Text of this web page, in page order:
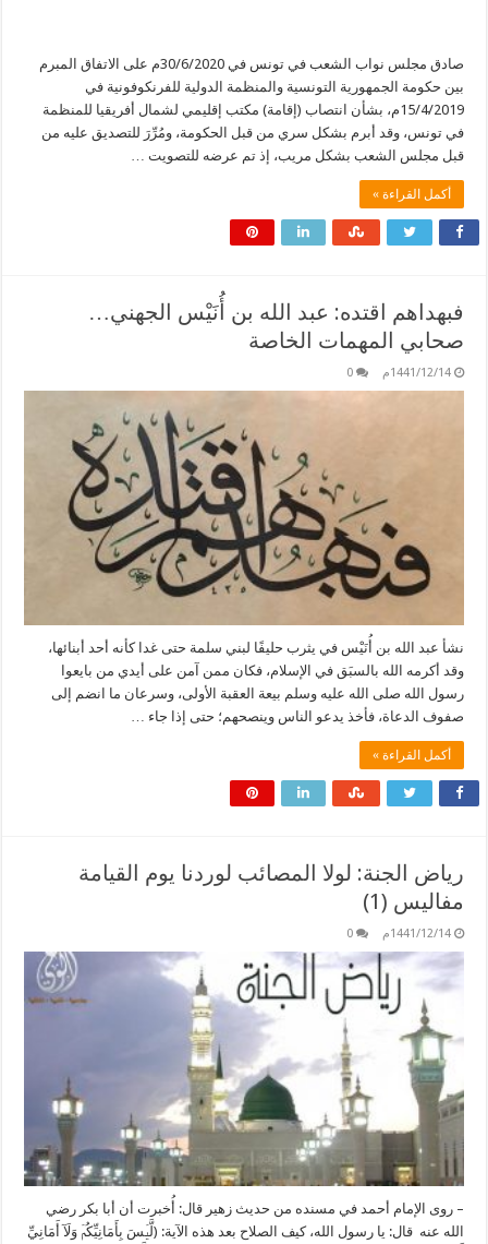
صادق مجلس نواب الشعب في تونس في 30/6/2020م على الاتفاق المبرم
بين حكومة الجمهورية التونسية والمنظمة الدولية للفرنكوفونية في
15/4/2019م، بشأن انتصاب (إقامة) مكتب إقليمي لشمال أفريقيا للمنظمة
في تونس، وقد أبرم بشكل سري من قبل الحكومة، ومُرِّرَ للتصديق عليه من
قبل مجلس الشعب بشكل مريب، إذ تم عرضه للتصويت …
أكمل القراءة »
فبهداهم اقتده: عبد الله بن أُنَيْس الجهني…
صحابي المهمات الخاصة
1441/12/14م 0
نشأ عبد الله بن أُنَيْس في يثرب حليفًا لبني سلمة حتى غدا كأنه أحد أبنائها،
وقد أكرمه الله بالسبَق في الإسلام، فكان ممن آمن على أيدي من بايعوا
رسول الله صلى الله عليه وسلم بيعة العقبة الأولى، وسرعان ما انضم إلى
صفوف الدعاة، فأخذ يدعو الناس وينصحهم؛ حتى إذا جاء …
أكمل القراءة »
رياض الجنة: لولا المصائب لوردنا يوم القيامة
مفاليس (1)
1441/12/14م 0
– روى الإمام أحمد في مسنده من حديث زهير قال: أُخبرت أن أبا بكر رضي
الله عنه قال: يا رسول الله، كيف الصلاح بعد هذه الآية: (لَّيۡسَ بِأَمَانِيِّكُمۡ وَلَآ أَمَانِيِّ